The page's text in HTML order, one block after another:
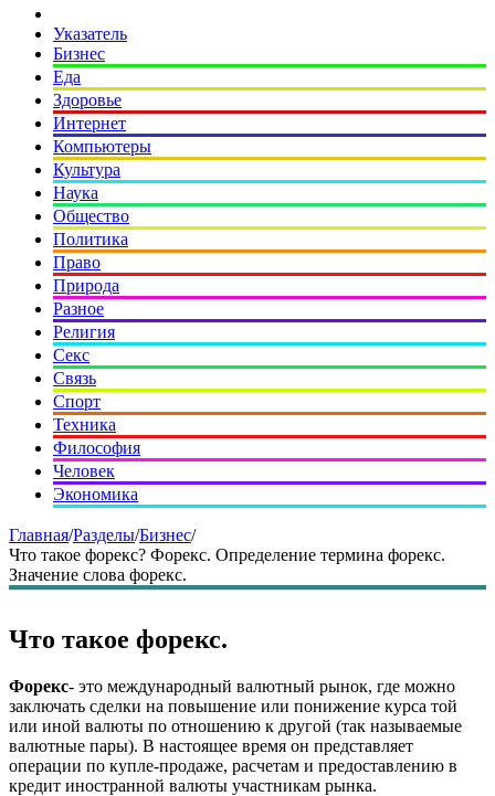
Указатель
Бизнес
Еда
Здоровье
Интернет
Компьютеры
Культура
Наука
Общество
Политика
Право
Природа
Разное
Религия
Секс
Связь
Спорт
Техника
Философия
Человек
Экономика
Главная/Разделы/Бизнес/
Что такое форекс? Форекс. Определение термина форекс.
Значение слова форекс.
Что такое форекс.
Форекс- это международный валютный рынок, где можно
заключать сделки на повышение или понижение курса той
или иной валюты по отношению к другой (так называемые
валютные пары). В настоящее время он представляет
операции по купле-продаже, расчетам и предоставлению в
кредит иностранной валюты участникам рынка.